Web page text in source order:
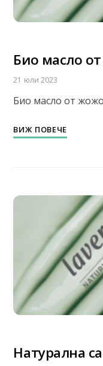
Био масло
21 юли 2023
Био масло от
ВИЖ ПОВЕЧЕ
Натурална